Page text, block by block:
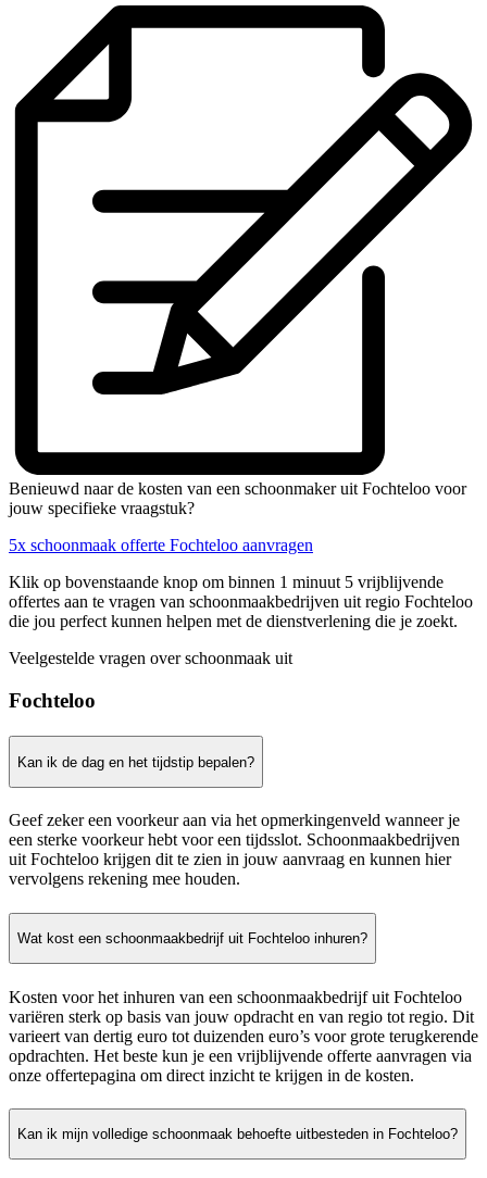
Benieuwd naar de kosten van een schoonmaker uit Fochteloo voor
jouw specifieke vraagstuk?
5x schoonmaak offerte Fochteloo aanvragen
Klik op bovenstaande knop om binnen 1 minuut 5 vrijblijvende
offertes aan te vragen van schoonmaakbedrijven uit regio Fochteloo
die jou perfect kunnen helpen met de dienstverlening die je zoekt.
Veelgestelde vragen over schoonmaak uit
Fochteloo
Kan ik de dag en het tijdstip bepalen?
Geef zeker een voorkeur aan via het opmerkingenveld wanneer je
een sterke voorkeur hebt voor een tijdsslot. Schoonmaakbedrijven
uit Fochteloo krijgen dit te zien in jouw aanvraag en kunnen hier
vervolgens rekening mee houden.
Wat kost een schoonmaakbedrijf uit Fochteloo inhuren?
Kosten voor het inhuren van een schoonmaakbedrijf uit Fochteloo
variëren sterk op basis van jouw opdracht en van regio tot regio. Dit
varieert van dertig euro tot duizenden euro’s voor grote terugkerende
opdrachten. Het beste kun je een vrijblijvende offerte aanvragen via
onze offertepagina om direct inzicht te krijgen in de kosten.
Kan ik mijn volledige schoonmaak behoefte uitbesteden in Fochteloo?